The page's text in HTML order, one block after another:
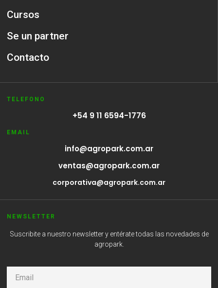
Cursos
Se un partner
Contacto
TELEFONO
+54 9 11 6594-1776
EMAIL
info@agropark.com.ar
ventas@agropark.com.ar
corporativa@agropark.com.ar
NEWSLETTER
Suscribite a nuestro newsletter y entérate todas las novedades de
agropark.